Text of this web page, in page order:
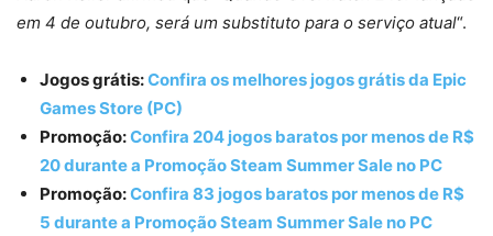
em 4 de outubro, será um substituto para o serviço atual“.
Jogos grátis:Confira os melhores jogos grátis da Epic
Games Store (PC)
Promoção:Confira 204 jogos baratos por menos de R$
20 durante a Promoção Steam Summer Sale no PC
Promoção:Confira 83 jogos baratos por menos de R$
5 durante a Promoção Steam Summer Sale no PC